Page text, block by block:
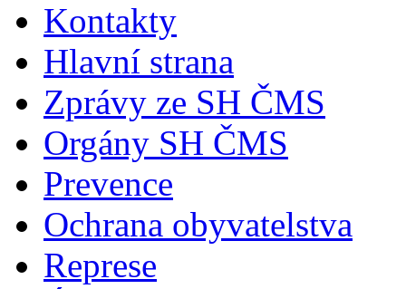
Kontakty
Hlavní strana
Zprávy ze SH ČMS
Orgány SH ČMS
Prevence
Ochrana obyvatelstva
Represe